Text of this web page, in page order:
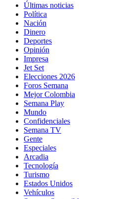
Últimas noticias
Política
Nación
Dinero
Deportes
Opinión
Impresa
Jet Set
Elecciones 2026
Foros Semana
Mejor Colombia
Semana Play
Mundo
Confidenciales
Semana TV
Gente
Especiales
Arcadia
Tecnología
Turismo
Estados Unidos
Vehículos